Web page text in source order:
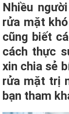
Nhiều
rửa mặt
cũng biết
cách thực
xin chia sẻ
rửa mặt trị
bạn tham